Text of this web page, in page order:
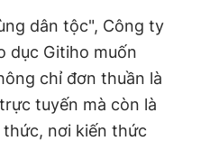
Bạn cần biết
Liên hệ quảng cáo
dân tộc", Công ty
dục Gitiho muốn
chỉ đơn thuần là
tuyến mà còn là
nơi kiến thức